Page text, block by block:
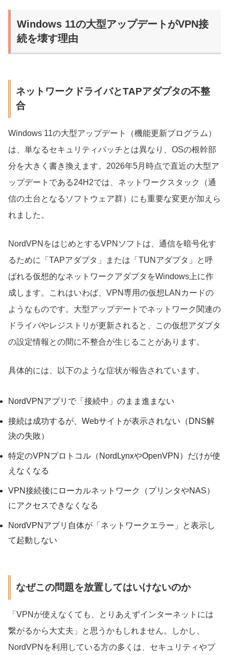
Windows 11の大型アップデートがVPN接
続を壊す理由
ネットワークドライバとTAPアダプタの不整
合
Windows 11の大型アップデート（機能更新プログラム）
は、単なるセキュリティパッチとは異なり、OSの根幹部
分を大きく書き換えます。2026年5月時点で直近の大型ア
ップデートである24H2では、ネットワークスタック（通
信の土台となるソフトウェア群）にも重要な変更が加えら
れました。
NordVPNをはじめとするVPNソフトは、通信を暗号化す
るために「TAPアダプタ」または「TUNアダプタ」と呼
ばれる仮想的なネットワークアダプタをWindows上に作
成します。これはいわば、VPN専用の仮想LANカードの
ようなものです。大型アップデートでネットワーク関連の
ドライバやレジストリが更新されると、この仮想アダプタ
の設定情報との間に不整合が生じることがあります。
具体的には、以下のような症状が報告されています。
NordVPNアプリで「接続中」のまま進まない
接続は成功するが、Webサイトが表示されない（DNS解
決の失敗）
特定のVPNプロトコル（NordLynxやOpenVPN）だけが使
えなくなる
VPN接続後にローカルネットワーク（プリンタやNAS）
にアクセスできなくなる
NordVPNアプリ自体が「ネットワークエラー」と表示し
て起動しない
なぜこの問題を放置してはいけないのか
「VPNが使えなくても、とりあえずインターネットには
繋がるから大丈夫」と思うかもしれません。しかし、
NordVPNを利用している方の多くは、セキュリティやプ